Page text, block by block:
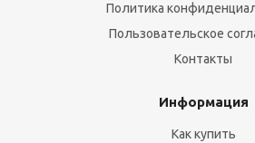
Политика
Пользовательское
Контакты
Информация
Как купить